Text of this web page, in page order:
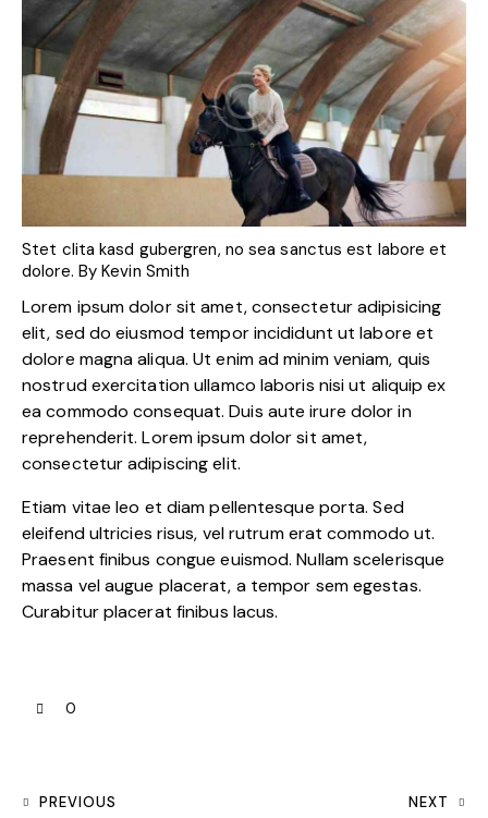
Stet clita kasd gubergren, no sea sanctus est labore et
dolore. ByKevin Smith
Lorem ipsum dolor sit amet, consectetur adipisicing
elit, sed do eiusmod tempor incididunt ut labore et
dolore magna aliqua. Ut enim ad minim veniam, quis
nostrud exercitation ullamco laboris nisi ut aliquip ex
ea commodo consequat. Duis aute irure dolor in
reprehenderit. Lorem ipsum dolor sit amet,
consectetur adipiscing elit.
Etiam vitae leo et diam pellentesque porta. Sed
eleifend ultricies risus, vel rutrum erat commodo ut.
Praesent finibus congue euismod. Nullam scelerisque
massa vel augue placerat, a tempor sem egestas.
Curabitur placerat finibus lacus.
0
PREVIOUS
NEXT